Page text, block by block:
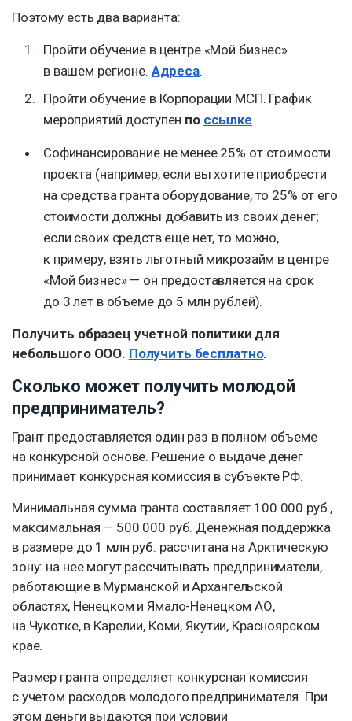
Поэтому есть два варианта:
Пройти обучение в центре «Мой бизнес»
в вашем регионе. Адреса.
Пройти обучение в Корпорации МСП. График
мероприятий доступен по ссылке.
Софинансирование не менее 25% от стоимости
проекта (например, если вы хотите приобрести
на средства гранта оборудование, то 25% от его
стоимости должны добавить из своих денег;
если своих средств еще нет, то можно,
к примеру, взять льготный микрозайм в центре
«Мой бизнес» — он предоставляется на срок
до 3 лет в объеме до 5 млн рублей).
Получить образец учетной политики для
небольшого ООО. Получить бесплатно.
Сколько может получить молодой
предприниматель?
Грант предоставляется один раз в полном объеме
на конкурсной основе. Решение о выдаче денег
принимает конкурсная комиссия в субъекте РФ.
Минимальная сумма гранта составляет 100 000 руб.,
максимальная — 500 000 руб. Денежная поддержка
в размере до 1 млн руб. рассчитана на Арктическую
зону: на нее могут рассчитывать предприниматели,
работающие в Мурманской и Архангельской
областях, Ненецком и Ямало-Ненецком АО,
на Чукотке, в Карелии, Коми, Якутии, Красноярском
крае.
Размер гранта определяет конкурсная комиссия
с учетом расходов молодого предпринимателя. При
этом деньги выдаются при условии